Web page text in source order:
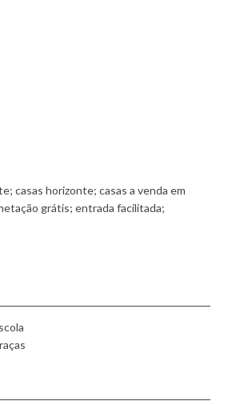
casas horizonte; casas a venda em
grátis; entrada facilitada;